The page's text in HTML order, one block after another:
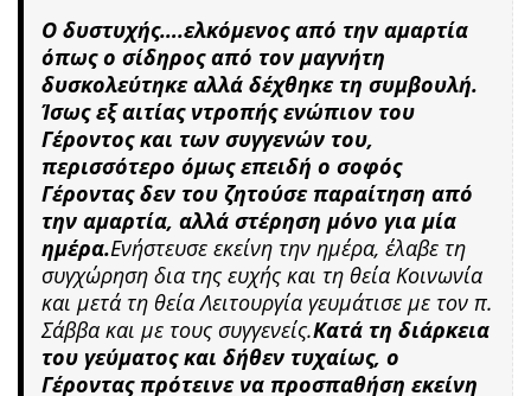
Ο δυστυχής….ελκόμενος από την αμαρτία
όπως ο σίδηρος από τον μαγνήτη
δυσκολεύτηκε αλλά δέχθηκε τη συμβουλή.
Ίσως εξ αιτίας ντροπής ενώπιον του
Γέροντος και των συγγενών του,
περισσότερο όμως επειδή ο σοφός
Γέροντας δεν του ζητούσε παραίτηση από
την αμαρτία, αλλά στέρηση μόνο για μία
ημέρα.Ενήστευσε εκείνη την ημέρα, έλαβε τη
συγχώρηση δια της ευχής και τη θεία Κοινωνία
και μετά τη θεία Λειτουργία γευμάτισε με τον π.
Σάββα και με τους συγγενείς.Κατά τη διάρκεια
του γεύματος και δήθεν τυχαίως, ο
Γέροντας πρότεινε να προσπαθήση εκείνη